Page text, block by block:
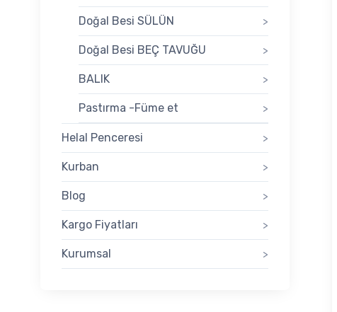
Doğal Besi SÜLÜN >
Doğal Besi BEÇ TAVUĞU >
BALIK >
Pastırma -Füme et >
Helal Penceresi >
Kurban >
Blog >
Kargo Fiyatları >
Kurumsal >